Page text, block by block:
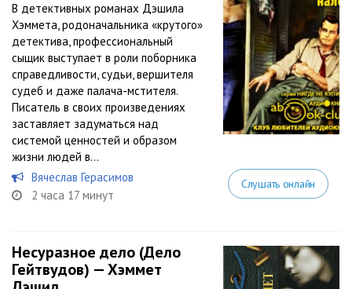
В детективных романах Дэшила
Хэммета, родоначальника «крутого»
детектива, профессиональный
сыщик выступает в роли поборника
справедливости, судьи, вершителя
судеб и даже палача-мстителя.
Писатель в своих произведениях
заставляет задуматься над
системой ценностей и образом
жизни людей в...
Вячеслав Герасимов
2 часа 17 минут
Слушать онлайн
Несуразное дело (Дело
Гейтвудов) — Хэммет